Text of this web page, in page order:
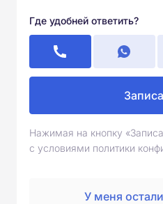
Где удобней ответить?
Нажимая на кнопку
с условиями политики
У меня